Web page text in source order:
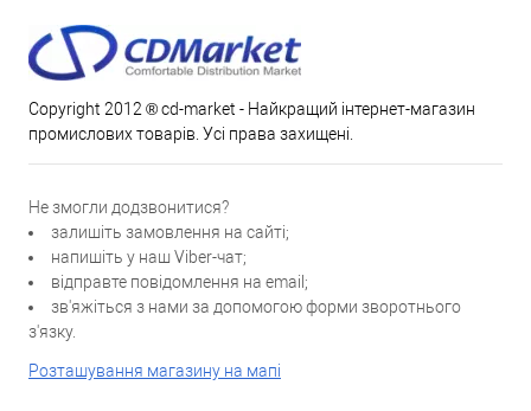
Copyright 2012 ® cd-market - Найкращий інтернет-магазин
промислових товарів. Усі права захищені.
Не змогли додзвонитися?
залишіть замовлення на сайті;
напишіть у наш Viber-чат;
відправте повідомлення на email;
зв'яжіться з нами за допомогою форми зворотнього
з'язку.
Розташування магазину на мапі